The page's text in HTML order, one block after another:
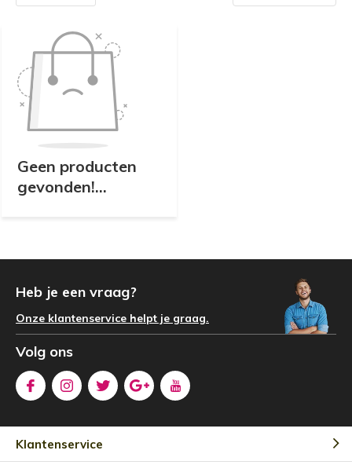
Geen producten
gevonden!...
Heb je een vraag?
Onze klantenservice helpt je graag.
Volg ons
Klantenservice